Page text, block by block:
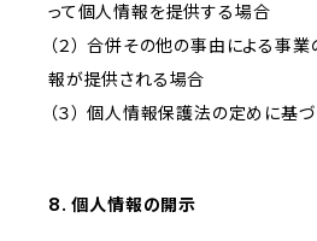
って個人情報を提供する場合
（２） 合併その他の事由による事
報が提供される場合
（３） 個人情報保護法の定めに基
8. 個人情報の開示